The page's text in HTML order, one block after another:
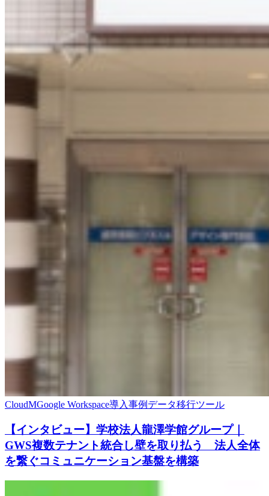
CloudMGoogle Workspace導入事例 データ移行ツール
【インタビュー】学校法人龍澤学館グループ｜
GWS複数テナント統合し壁を取り払う 法人全体
を繋ぐコミュニケーション基盤を構築